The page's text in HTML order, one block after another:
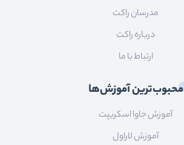
مدرسان راکت
درباره راکت
ارتباط با ما
محبوب‌ترین آموزش‌ها
آموزش جاوا اسکریپت
آموزش لاراول